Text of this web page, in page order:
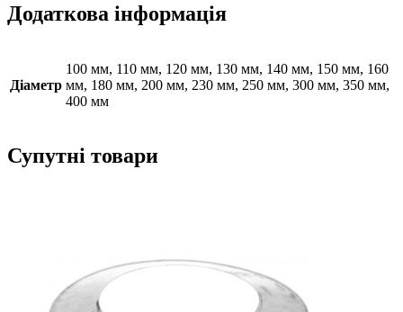
Додаткова інформація
Діаметр
100 мм, 110 мм, 120 мм, 130 мм, 140 мм, 150 мм, 160
мм, 180 мм, 200 мм, 230 мм, 250 мм, 300 мм, 350 мм,
400 мм
Супутні товари